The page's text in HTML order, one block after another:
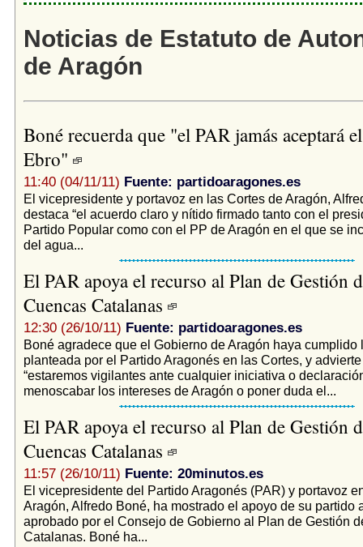
Noticias de Estatuto de
de Aragón
Boné recuerda que "el PAR jamás aceptará
Ebro"
11:40 (04/11/11) Fuente: partidoaragones.es
El vicepresidente y portavoz en las Cortes de Aragón,
destaca “el acuerdo claro y nítido firmado tanto con el
Partido Popular como con el PP de Aragón en el que se
del agua...
El PAR apoya el recurso al Plan de Gestión
Cuencas Catalanas
12:30 (26/10/11) Fuente: partidoaragones.es
Boné agradece que el Gobierno de Aragón haya cumplido
planteada por el Partido Aragonés en las Cortes, y
“estaremos vigilantes ante cualquier iniciativa o
menoscabar los intereses de Aragón o poner duda el...
El PAR apoya el recurso al Plan de Gestión
Cuencas Catalanas
11:57 (26/10/11) Fuente: 20minutos.es
El vicepresidente del Partido Aragonés (PAR) y portavoz
Aragón, Alfredo Boné, ha mostrado el apoyo de su partido
aprobado por el Consejo de Gobierno al Plan de Gestión
Catalanas. Boné ha...